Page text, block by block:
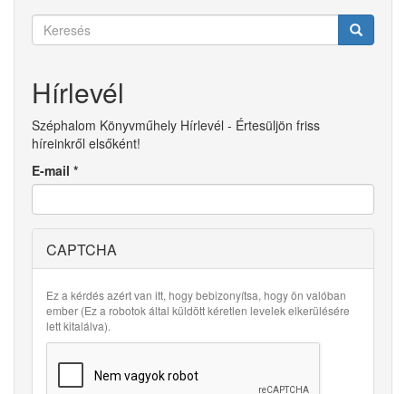
Keresés
Hírlevél
Széphalom Könyvműhely Hírlevél - Értesüljön friss
híreinkről elsőként!
E-mail *
CAPTCHA
Ez a kérdés azért van itt, hogy bebizonyítsa, hogy ön valóban
ember (Ez a robotok által küldött kéretlen levelek elkerülésére
lett kitalálva).